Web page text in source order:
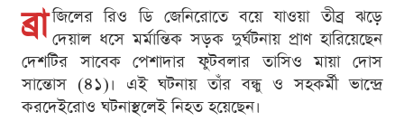
ব্রা জিলের রিও ডি জেনিরোতে বয়ে যাওয়া তীব্র ঝড়ে
দেয়াল ধসে মর্মান্তিক সড়ক দুর্ঘটনায় প্রাণ হারিয়েছেন
দেশটির সাবেক পেশাদার ফুটবলার তাসিও মায়া দোস
সান্তোস (৪১)। এই ঘটনায় তাঁর বন্ধু ও সহকর্মী ভান্দ্রে
করদেইরোও ঘটনাস্থলেই নিহত হয়েছেন।